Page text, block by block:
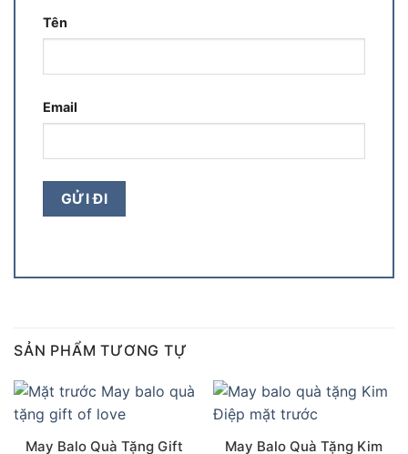
Tên
Email
SẢN PHẨM TƯƠNG TỰ
May Balo Quà Tặng Gift
May Balo Quà Tặng Kim